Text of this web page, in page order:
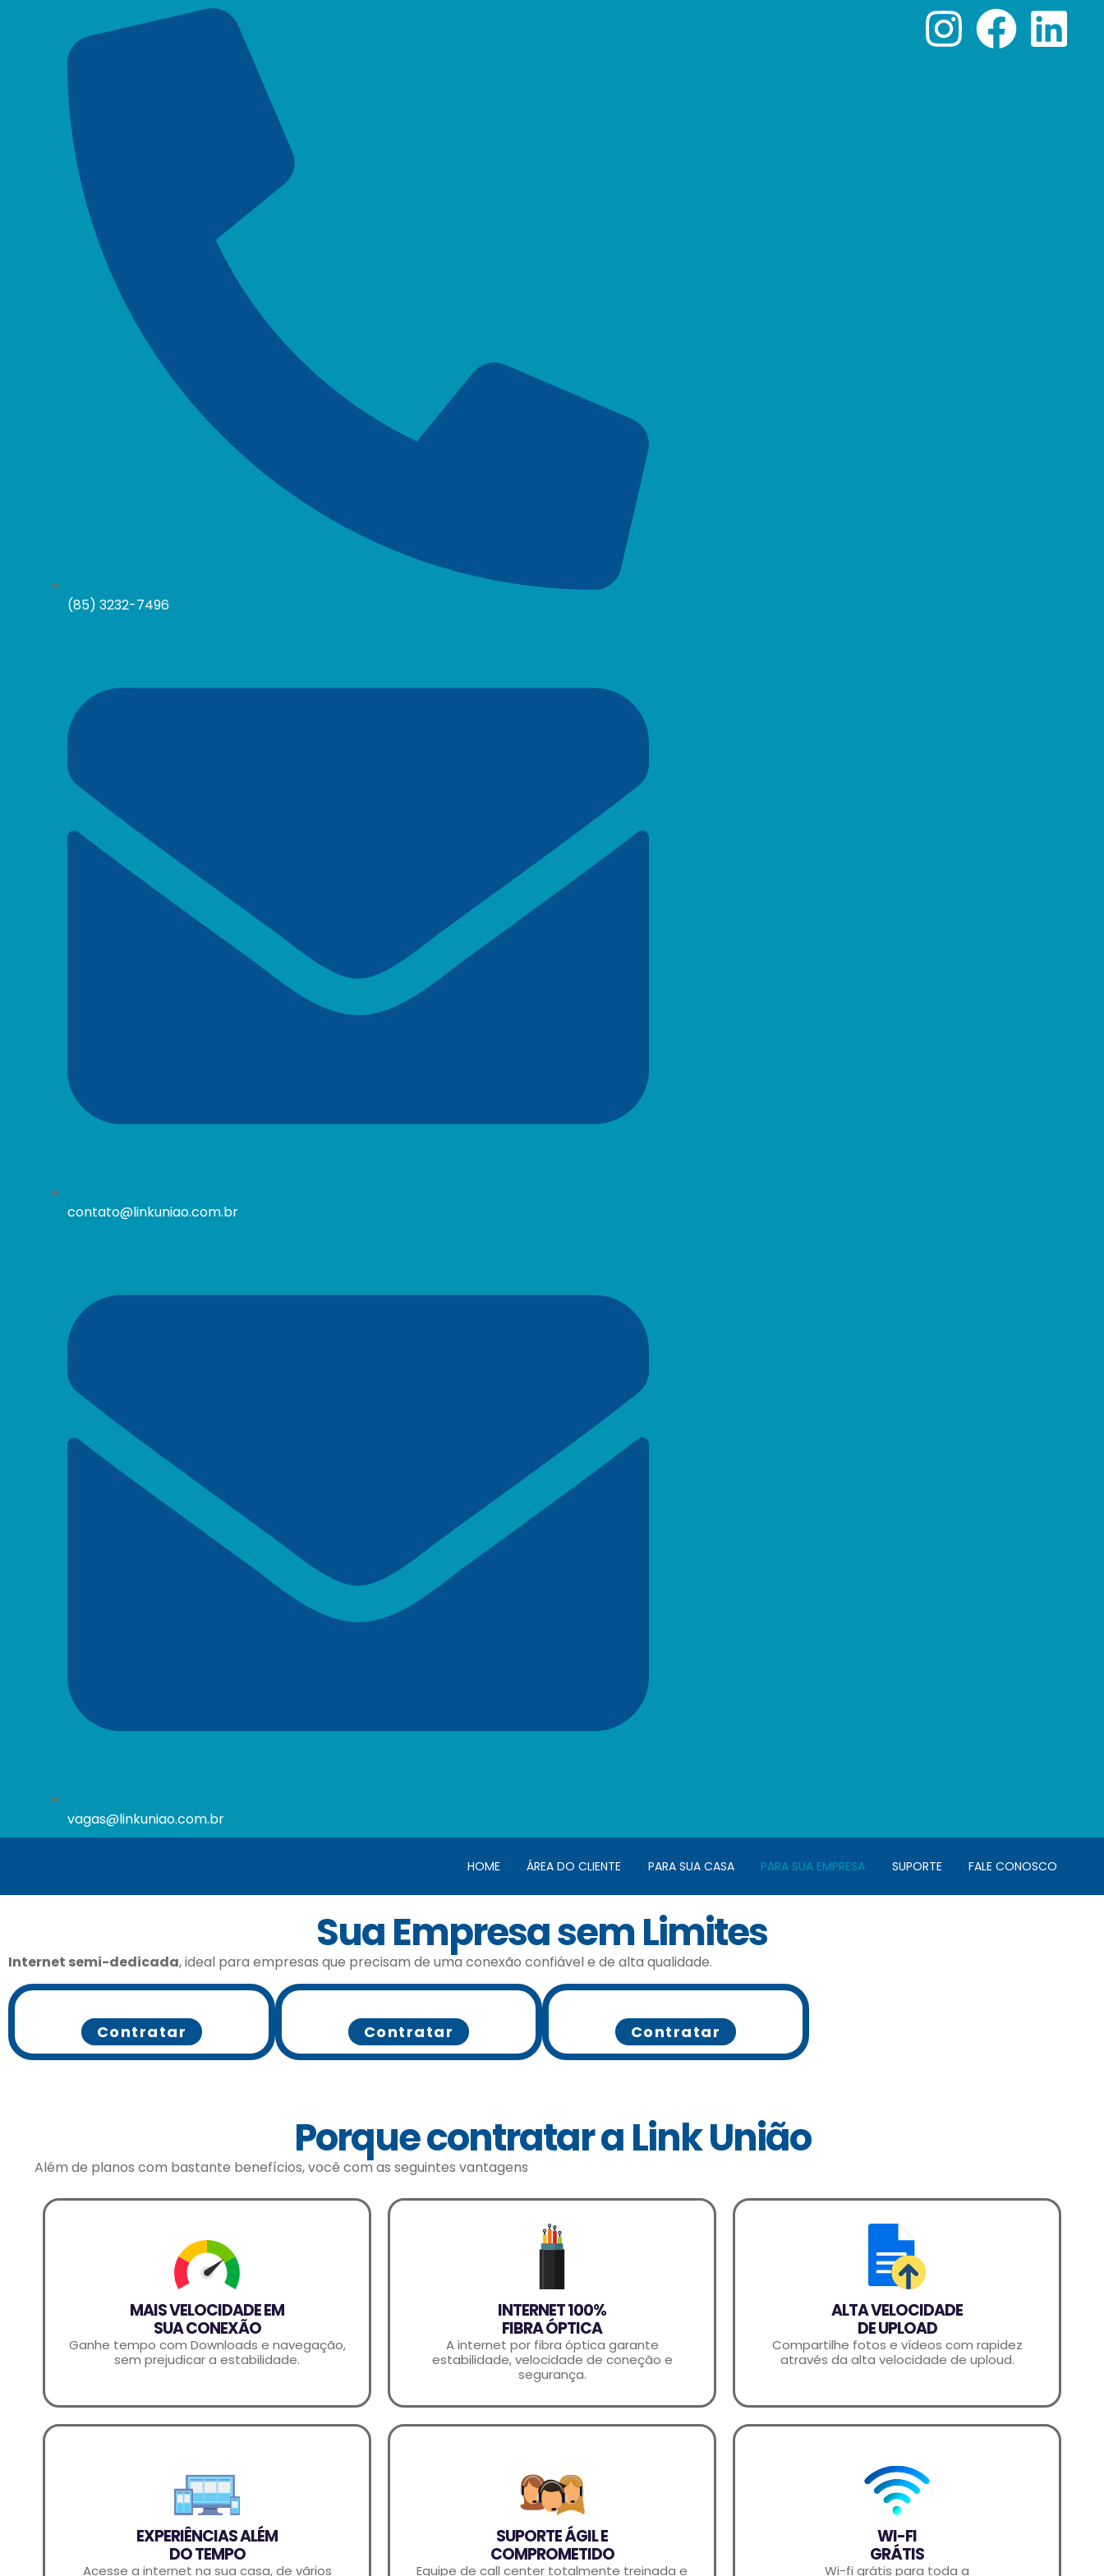
(85) 3232-7496
contato@linkuniao.com.br
vagas@linkuniao.com.br
HOME ÁREA DO CLIENTE PARA SUA CASA PARA SUA EMPRESA SUPORTE FALE CONOSCO
Sua Empresa sem Limites
Internet semi-dedicada, ideal para empresas que precisam de uma conexão confiável e de alta qualidade.
Contratar Contratar Contratar
Porque contratar a Link União
Além de planos com bastante benefícios, você com as seguintes vantagens
MAIS VELOCIDADE EM
SUA CONEXÃO
Ganhe tempo com Downloads e navegação,
sem prejudicar a estabilidade.
INTERNET 100%
FIBRA ÓPTICA
A internet por fibra óptica garante
estabilidade, velocidade de coneção e
segurança.
ALTA VELOCIDADE
DE UPLOAD
Compartilhe fotos e vídeos com rapidez
através da alta velocidade de uploud.
EXPERIÊNCIAS ALÉM
DO TEMPO
Acesse a internet na sua casa, de vãrios
SUPORTE ÁGIL E
COMPROMETIDO
Equipe de call center totalmente treinada e
WI-FI
GRÁTIS
Wi-fi grátis para toda a